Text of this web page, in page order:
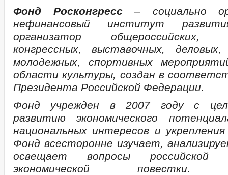
Фонд Росконгресс– социально
нефинансовый институт
организатор общероссийских,
конгрессных, выставочных,
молодежных, спортивных
области культуры, создан в
Президента Российской Федерации.
Фонд учрежден в 2007 году с
развитию экономического
национальных интересов и
Фонд всесторонне изучает,
освещает вопросы российской
экономической повестки.